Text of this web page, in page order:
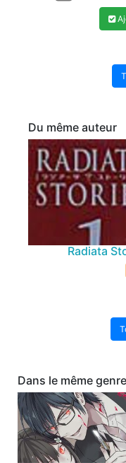
Du même auteur
Radiata
Dans le même genre